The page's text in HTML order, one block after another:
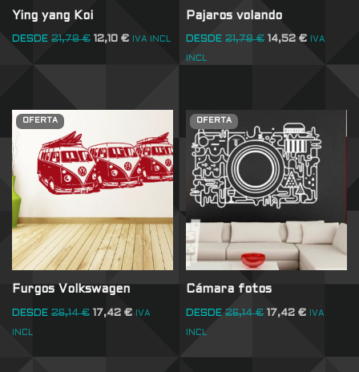
Ying yang Koi
DESDE 21,78€ 12,10 € IVA INCL
Pajaros volando
DESDE 21,78€ 14,52€ IVA
INCL
OFERTA
Furgos Volkswagen
DESDE 26,14€ 17,42 € IVA
INCL
OFERTA
Cámara fotos
DESDE 26,14€ 17,42€ IVA
INCL